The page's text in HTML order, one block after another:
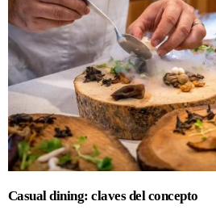
Casual dining: claves del concepto